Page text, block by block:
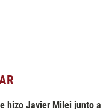
hizo Javier Milei junto a